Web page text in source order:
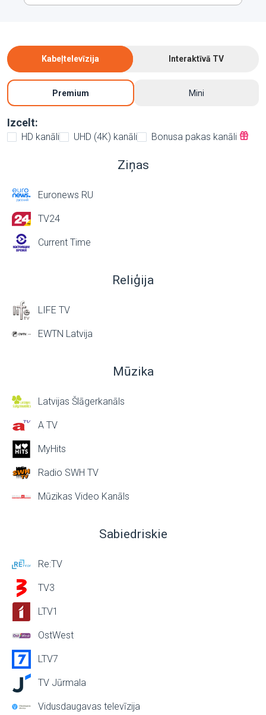
Kabeļtelevīzija Interaktīvā TV
Premium Mini
Izcelt:
HD kanāli UHD (4K) kanāli Bonusa pakas kanāli
Ziņas
Euronews RU
TV24
Current Time
Reliģija
LIFE TV
EWTN Latvija
Mūzika
Latvijas Šlāgerkanāls
A TV
MyHits
Radio SWH TV
Mūzikas Video Kanāls
Sabiedriskie
Re:TV
TV3
LTV1
OstWest
LTV7
TV Jūrmala
Vidusdaugavas televīzija